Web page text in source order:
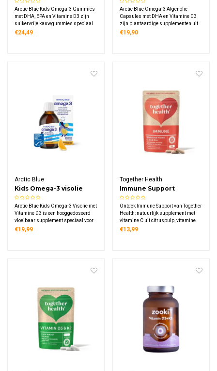
Arctic Blue Kids Omega-3 Gummies
met DHA, EPA en Vitamine D3 zijn
suikervrije kauwgummies speciaal
voor kinderen. Elke gummie levert
€24,49
Capsules
Arctic Blue Omega-3 Algenolie
Capsules met DHA en Vitamine D3
zijn plantaardige supplementen uit
gekweekte microalgen. Elke capsule
€19,90
Arctic Blue
Kids Omega-3 visolie
DHA & EPA met vitamine
D3
Arctic Blue Kids Omega-3 Visolie met
Vitamine D3 is een hooggedoseerd
vloeibaar supplement speciaal voor
kinderen. Deze MSC-gecertificeerde
€19,99
Together Health
Immune Support
Ontdek Immune Support van Together
Health: natuurlijk supplement met
vitamine C uit citruspulp, vitamine
D3 uit korstmos, zink, selenium en 2
€13,99